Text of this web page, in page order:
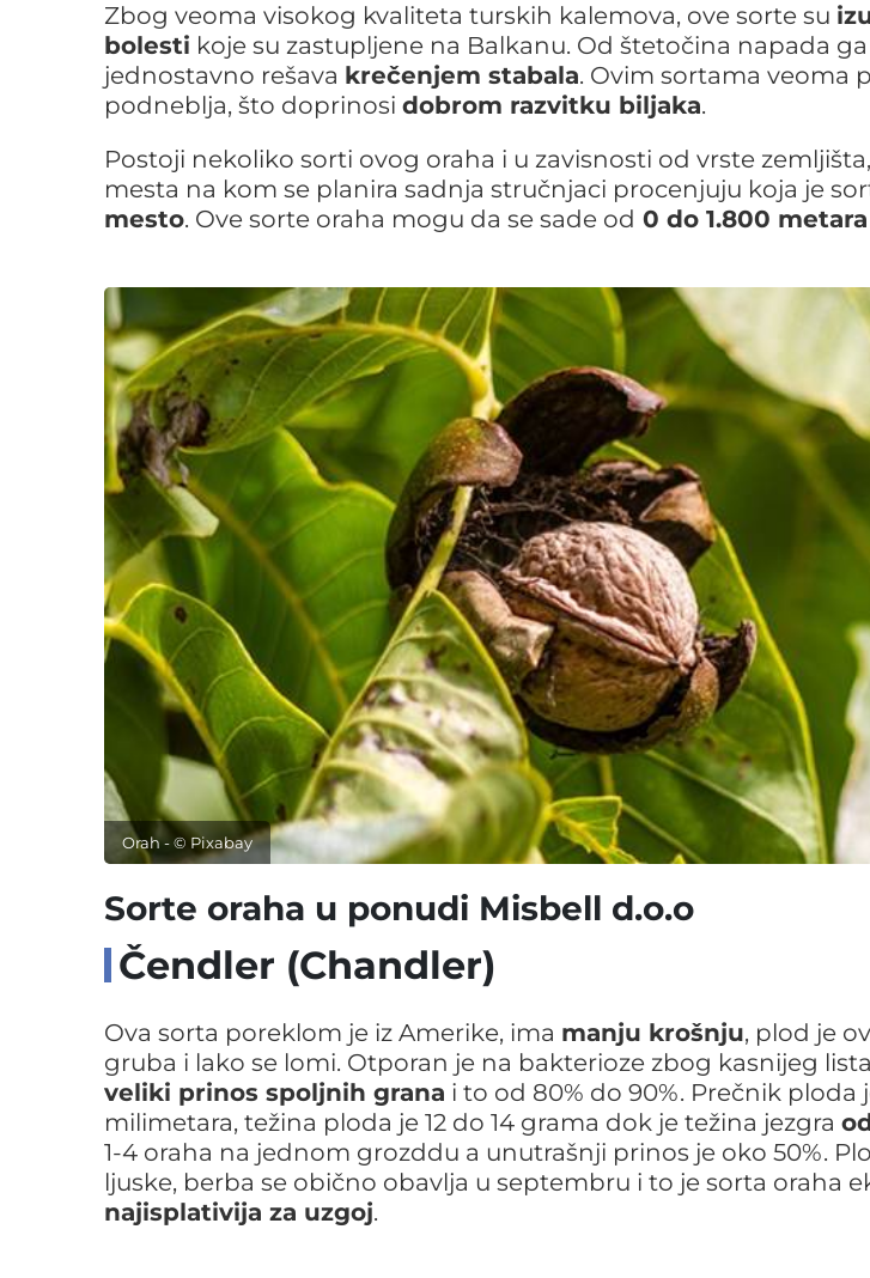
Zbog veoma visokog kvaliteta turskih kalemova, ove sorte su
bolesti koje su zastupljene na Balkanu. Od štetočina napada
jednostavno rešava krečenjem stabala. Ovim sortama veoma
podneblja, što doprinosi dobrom razvitku biljaka.
Postoji nekoliko sorti ovog oraha i u zavisnosti od vrste
mesta na kom se planira sadnja stručnjaci procenjuju koja je
mesto. Ove sorte oraha mogu da se sade od 0 do 1.800
Orah - © Pixabay
Sorte oraha u ponudi Misbell d.o.o
Čendler (Chandler)
Ova sorta poreklom je iz Amerike, ima manju krošnju, plod je
gruba i lako se lomi. Otporan je na bakterioze zbog kasnijeg
veliki prinos spoljnih grana i to od 80% do 90%. Prečnik ploda
milimetara, težina ploda je 12 do 14 grama dok je težina jezgra
1-4 oraha na jednom grozddu a unutrašnji prinos je oko 50%.
ljuske, berba se obično obavlja u septembru i to je sorta oraha
najisplativija za uzgoj.